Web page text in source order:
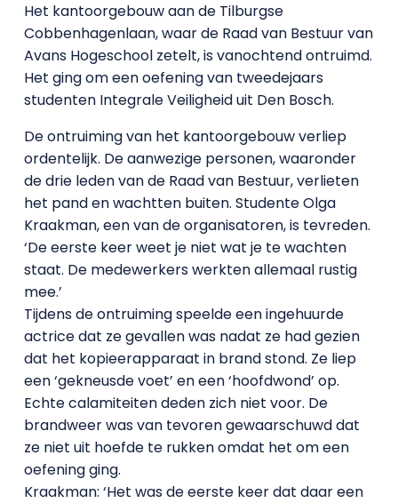
Het kantoorgebouw aan de Tilburgse
Cobbenhagenlaan, waar de Raad van Bestuur van
Avans Hogeschool zetelt, is vanochtend ontruimd.
Het ging om een oefening van tweedejaars
studenten Integrale Veiligheid uit Den Bosch.
De ontruiming van het kantoorgebouw verliep
ordentelijk. De aanwezige personen, waaronder
de drie leden van de Raad van Bestuur, verlieten
het pand en wachtten buiten. Studente Olga
Kraakman, een van de organisatoren, is tevreden.
‘De eerste keer weet je niet wat je te wachten
staat. De medewerkers werkten allemaal rustig
mee.’
Tijdens de ontruiming speelde een ingehuurde
actrice dat ze gevallen was nadat ze had gezien
dat het kopieerapparaat in brand stond. Ze liep
een ‘gekneusde voet’ en een ‘hoofdwond’ op.
Echte calamiteiten deden zich niet voor. De
brandweer was van tevoren gewaarschuwd dat
ze niet uit hoefde te rukken omdat het om een
oefening ging.
Kraakman: ‘Het was de eerste keer dat daar een